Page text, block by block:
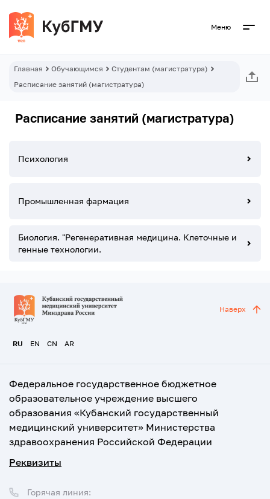
Меню
Главная Обучающимся
Студентам (магистратура)
Расписание занятий (магистратура)
Расписание занятий (магистратура)
Психология
Промышленная фармация
Биология. "Регенеративная медицина. Клеточные и
генные технологии.
RU EN CN AR
Наверх
Федеральное государственное бюджетное
образовательное учреждение высшего
образования «Кубанский государственный
медицинский университет» Министерства
здравоохранения Российской Федерации
Реквизиты
Горячая линия: